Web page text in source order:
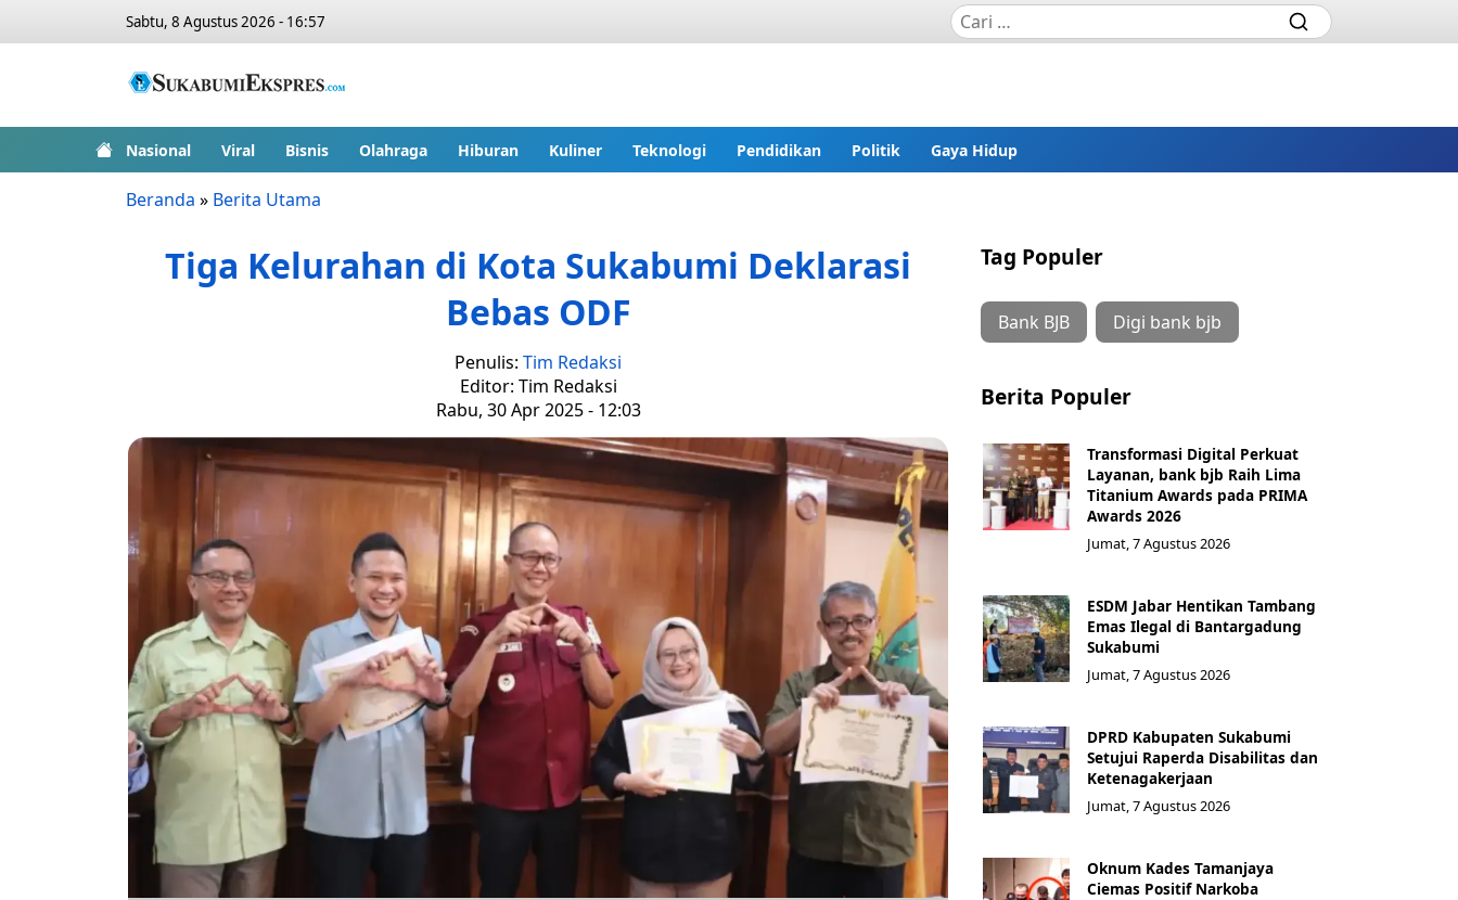
Sabtu, 8 Agustus 2026 - 16:57
Nasional Viral Bisnis Olahraga Hiburan Kuliner Teknologi Pendidikan Politik Gaya Hidup
Beranda » Berita Utama
Tiga Kelurahan di Kota Sukabumi Deklarasi
Bebas ODF
Penulis: Tim Redaksi
Editor: Tim Redaksi
Rabu, 30 Apr 2025 - 12:03
Tag Populer
Bank BJB Digi bank bjb
Berita Populer
Transformasi Digital Perkuat
Layanan, bank bjb Raih Lima
Titanium Awards pada PRIMA
Awards 2026
Jumat, 7 Agustus 2026
ESDM Jabar Hentikan Tambang
Emas Ilegal di Bantargadung
Sukabumi
Jumat, 7 Agustus 2026
DPRD Kabupaten Sukabumi
Setujui Raperda Disabilitas dan
Ketenagakerjaan
Jumat, 7 Agustus 2026
Oknum Kades Tamanjaya
Ciemas Positif Narkoba